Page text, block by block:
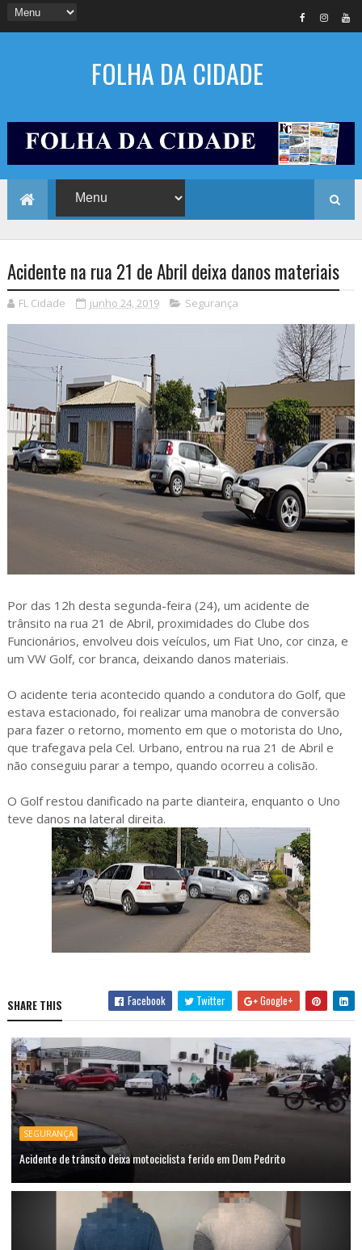
FOLHA DA CIDADE
Acidente na rua 21 de Abril deixa danos materiais
FL Cidade junho 24, 2019 Segurança
Por das 12h desta segunda-feira (24), um acidente de
trânsito na rua 21 de Abril, proximidades do Clube dos
Funcionários, envolveu dois veículos, um Fiat Uno, cor cinza, e
um VW Golf, cor branca, deixando danos materiais.
O acidente teria acontecido quando a condutora do Golf, que
estava estacionado, foi realizar uma manobra de conversão
para fazer o retorno, momento em que o motorista do Uno,
que trafegava pela Cel. Urbano, entrou na rua 21 de Abril e
não conseguiu parar a tempo, quando ocorreu a colisão.
O Golf restou danificado na parte dianteira, enquanto o Uno
teve danos na lateral direita.
SHARE THIS Facebook Twitter Google+
SEGURANÇA
Acidente de trânsito deixa motociclista ferido em Dom Pedrito